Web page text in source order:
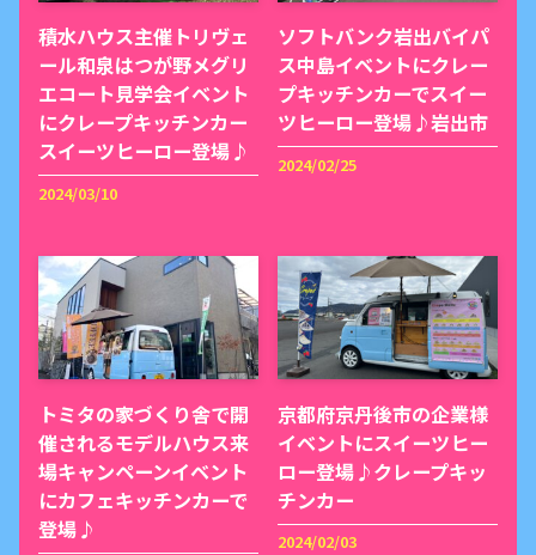
積水ハウス主催トリヴェ
ール和泉はつが野メグリ
エコート見学会イベント
にクレープキッチンカー
スイーツヒーロー登場♪
2024/03/10
ソフトバンク岩出バイパ
ス中島イベントにクレー
プキッチンカーでスイー
ツヒーロー登場♪岩出市
2024/02/25
トミタの家づくり舎で開
催されるモデルハウス来
場キャンペーンイベント
にカフェキッチンカーで
登場♪
京都府京丹後市の企業様
イベントにスイーツヒー
ロー登場♪クレープキッ
チンカー
2024/02/03